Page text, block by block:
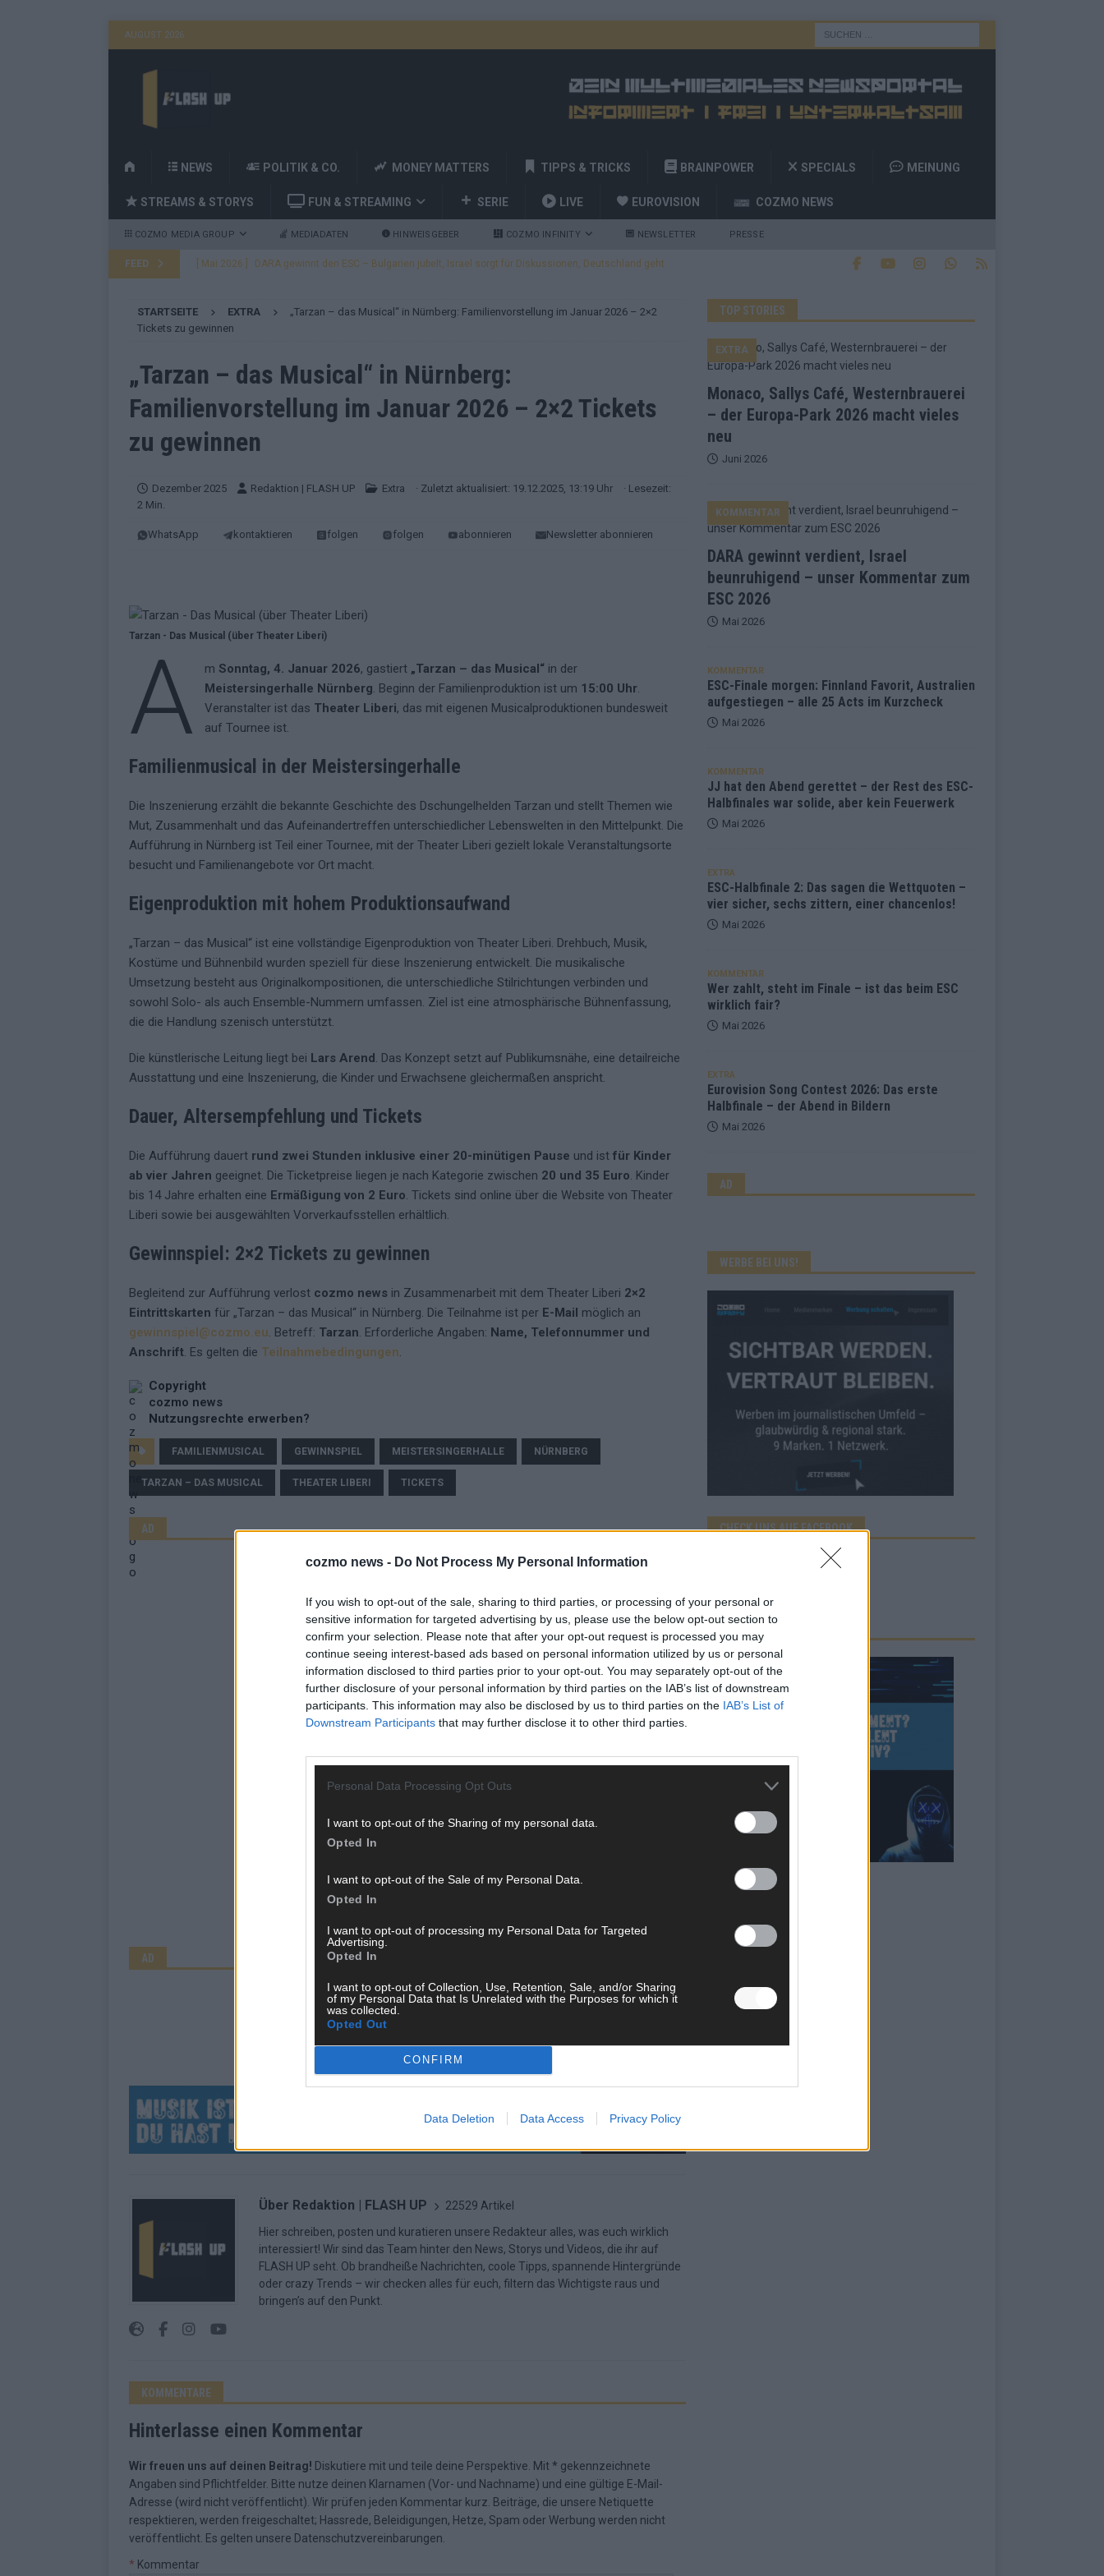
cozmo news - Do Not Process My Personal Information
If you wish to opt-out of the sale, sharing to third parties, or processing of your personal or
sensitive information for targeted advertising by us, please use the below opt-out section to
confirm your selection. Please note that after your opt-out request is processed you may
continue seeing interest-based ads based on personal information utilized by us or personal
information disclosed to third parties prior to your opt-out. You may separately opt-out of the
further disclosure of your personal information by third parties on the IAB’s list of downstream
participants. This information may also be disclosed by us to third parties on the IAB’s List of
Downstream Participants that may further disclose it to other third parties.
Personal Data Processing Opt Outs
I want to opt-out of the Sharing of my personal data.
Opted In
I want to opt-out of the Sale of my Personal Data.
Opted In
I want to opt-out of processing my Personal Data for Targeted
Advertising.
Opted In
I want to opt-out of Collection, Use, Retention, Sale, and/or Sharing
of my Personal Data that Is Unrelated with the Purposes for which it
was collected.
Opted Out
CONFIRM
Data Deletion Data Access Privacy Policy
AUGUST 2026
H
M
E
NEWS POLITIK & CO. MONEY MATTERS TIPPS & TRICKS BRAINPOWER SPECIALS MEINUNG
STREAMS & STORYS FUN & STREAMING SERIE LIVE EUROVISION COZMO NEWS
COZMO MEDIA GROUP MEDIADATEN HINWEISGEBER COZMO INFINITY NEWSLETTER PRESSE
FEED [ Mai 2026 ] DARA gewinnt den ESC – Bulgarien jubelt, Israel sorgt für Diskussionen, Deutschland geht
JJ, Lordi, Verka Serduchka und Billy Joel – das ESC-Finale wird eine Party
EUROVISION
[ Mai 2026 ] ESC-Finale morgen: Finnland Favorit, Australien aufgestiegen – alle 25 Acts im Kurzcheck
EUROVISION
[ Mai 2026 ] JJ hat den Abend gerettet – der Rest des ESC-Halbfinales war solide, aber kein Feuerwerk
[ Mai 2026 ] DARA gewinnt verdient, Israel beunruhigend – unser Kommentar zum ESC 2026
KOMMENTAR
STARTSEITE EXTRA
„Tarzan – das Musical“ in Nürnberg: Familienvorstellung im Januar 2026 – 2×2
Tickets zu gewinnen
„Tarzan – das Musical“ in Nürnberg:
Familienvorstellung im Januar 2026 – 2×2 Tickets
zu gewinnen
Dezember 2025 Redaktion | FLASH UP Extra · Zuletzt aktualisiert: 19.12.2025, 13:19 Uhr
· Lesezeit:
2 Min.
WhatsApp kontaktieren folgen folgen abonnieren Newsletter abonnieren
Tarzan - Das Musical (über Theater Liberi)
A m Sonntag, 4. Januar 2026, gastiert „Tarzan – das Musical“ in der
Meistersingerhalle Nürnberg. Beginn der Familienproduktion ist um 15:00 Uhr.
Veranstalter ist das Theater Liberi, das mit eigenen Musicalproduktionen bundesweit
auf Tournee ist.
Familienmusical in der Meistersingerhalle
Die Inszenierung erzählt die bekannte Geschichte des Dschungelhelden Tarzan und stellt Themen wie
Mut, Zusammenhalt und das Aufeinandertreffen unterschiedlicher Lebenswelten in den Mittelpunkt. Die
Aufführung in Nürnberg ist Teil einer Tournee, mit der Theater Liberi gezielt lokale Veranstaltungsorte
besucht und Familienangebote vor Ort macht.
Eigenproduktion mit hohem Produktionsaufwand
„Tarzan – das Musical“ ist eine vollständige Eigenproduktion von Theater Liberi. Drehbuch, Musik,
Kostüme und Bühnenbild wurden speziell für diese Inszenierung entwickelt. Die musikalische
Umsetzung besteht aus Originalkompositionen, die unterschiedliche Stilrichtungen verbinden und
sowohl Solo- als auch Ensemble-Nummern umfassen. Ziel ist eine atmosphärische Bühnenfassung,
die die Handlung szenisch unterstützt.
Die künstlerische Leitung liegt bei Lars Arend. Das Konzept setzt auf Publikumsnähe, eine detailreiche
Ausstattung und eine Inszenierung, die Kinder und Erwachsene gleichermaßen anspricht.
Dauer, Altersempfehlung und Tickets
Die Aufführung dauert rund zwei Stunden inklusive einer 20-minütigen Pause und ist für Kinder
ab vier Jahren geeignet. Die Ticketpreise liegen je nach Kategorie zwischen 20 und 35 Euro. Kinder
bis 14 Jahre erhalten eine Ermäßigung von 2 Euro. Tickets sind online über die Website von Theater
Liberi sowie bei ausgewählten Vorverkaufsstellen erhältlich.
Gewinnspiel: 2×2 Tickets zu gewinnen
Begleitend zur Aufführung verlost cozmo news in Zusammenarbeit mit dem Theater Liberi 2×2
Eintrittskarten für „Tarzan – das Musical“ in Nürnberg. Die Teilnahme ist per E-Mail möglich an
gewinnspiel@cozmo.eu. Betreff: Tarzan. Erforderliche Angaben: Name, Telefonnummer und
Anschrift. Es gelten die Teilnahmebedingungen.
Copyright
cozmo news
Nutzungsrechte erwerben?
FAMILIENMUSICAL GEWINNSPIEL MEISTERSINGERHALLE NÜRNBERG
TARZAN – DAS MUSICAL THEATER LIBERI TICKETS
AD
AD
Über Redaktion | FLASH UP 22529 Artikel
Hier schreiben, posten und kuratieren unsere Redakteur alles, was euch wirklich
interessiert! Wir sind das Team hinter den News, Storys und Videos, die ihr auf
FLASH UP seht. Ob brandheiße Nachrichten, coole Tipps, spannende Hintergründe
oder crazy Trends – wir checken alles für euch, filtern das Wichtigste raus und
bringen’s auf den Punkt.
KOMMENTARE
Hinterlasse einen Kommentar
Wir freuen uns auf deinen Beitrag! Diskutiere mit und teile deine Perspektive. Mit * gekennzeichnete
Angaben sind Pflichtfelder. Bitte nutze deinen Klarnamen (Vor- und Nachname) und eine gültige E-Mail-
Adresse (wird nicht veröffentlicht). Wir prüfen jeden Kommentar kurz. Beiträge, die unsere Netiquette
respektieren, werden freigeschaltet; Hassrede, Beleidigungen, Hetze, Spam oder Werbung werden nicht
veröffentlicht. Es gelten unsere Datenschutzvereinbarungen.
* Kommentar
TOP STORIES
Monaco, Sallys Café, Westernbrauerei
– der Europa-Park 2026 macht vieles
neu
EXTRA
Juni 2026
DARA gewinnt verdient, Israel
beunruhigend – unser Kommentar zum
ESC 2026
KOMMENTAR
Mai 2026
KOMMENTAR
ESC-Finale morgen: Finnland Favorit, Australien
aufgestiegen – alle 25 Acts im Kurzcheck
Mai 2026
KOMMENTAR
JJ hat den Abend gerettet – der Rest des ESC-
Halbfinales war solide, aber kein Feuerwerk
Mai 2026
EXTRA
ESC-Halbfinale 2: Das sagen die Wettquoten –
vier sicher, sechs zittern, einer chancenlos!
Mai 2026
KOMMENTAR
Wer zahlt, steht im Finale – ist das beim ESC
wirklich fair?
Mai 2026
EXTRA
Eurovision Song Contest 2026: Das erste
Halbfinale – der Abend in Bildern
Mai 2026
AD
WERBE BEI UNS!
CHECK UNS AUF FACEBOOK